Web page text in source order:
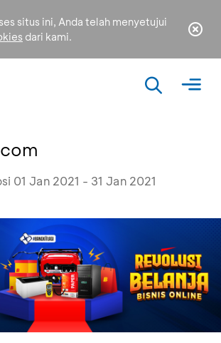
situs ini, Anda telah menyetujui
dari kami.
01 Jan 2021 - 31 Jan 2021